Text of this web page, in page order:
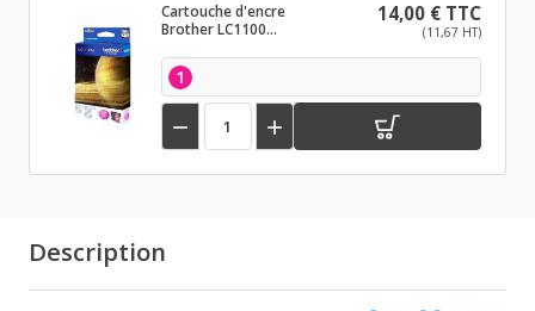
Cartouche d'encre
Brother LC1100
14,00 € TTC
(11,67 HT)
1
 
Description